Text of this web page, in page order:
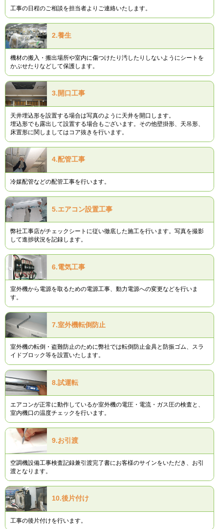
工事の日程のご相談を担当者よりご連絡いたします。
2.養生
機材の搬入・搬出場所や室内に傷つけたり汚したりしないようにシートを
かぶせたりなどして保護します。
3.開口工事
天井埋込形を設置する場合は写真のように天井を開口します。
埋込形でも露出して設置する場合もございます。その他壁掛形、天吊形、
床置形に関しましてはコア抜きを行います。
4.配管工事
冷媒配管などの配管工事を行います。
5.エアコン設置工事
弊社工事店がチェックシートに従い徹底した施工を行います。写真を撮影
して進捗状況を記録します。
6.電気工事
室外機から電源を取るための電源工事、動力電源への変更などを行いま
す。
7.室外機転倒防止
室外機の転倒・盗難防止のために弊社では転倒防止金具と防振ゴム、スラ
イドブロック等を設置いたします。
8.試運転
エアコンが正常に動作しているか室外機の電圧・電流・ガス圧の検査と、
室内機口の温度チェックを行います。
9.お引渡
空調機設備工事検査記録兼引渡完了書にお客様のサインをいただき、お引
渡となります。
10.後片付け
工事の後片付けを行います。